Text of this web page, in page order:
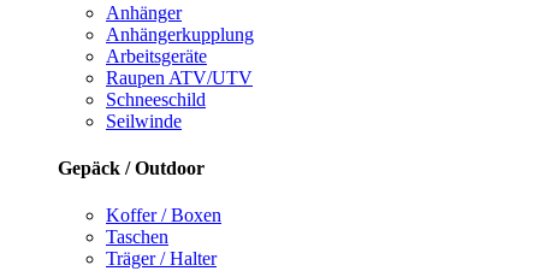
Anhänger
Anhängerkupplung
Arbeitsgeräte
Raupen ATV/UTV
Schneeschild
Seilwinde
Gepäck / Outdoor
Koffer / Boxen
Taschen
Träger / Halter